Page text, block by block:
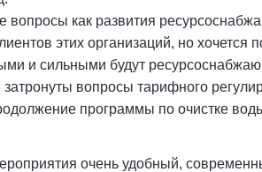
вопросы как развития
этих организаций, но
и сильными будут
вопросы тарифного
программы по очистке
очень удобный,